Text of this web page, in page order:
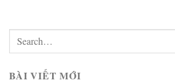
BÀI VIẾT MỚI